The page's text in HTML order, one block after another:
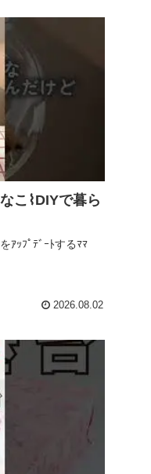
こ⌇DIYで暮ら
ｱｯﾌﾟﾃﾞｰﾄするﾏﾏ
2026.08.02